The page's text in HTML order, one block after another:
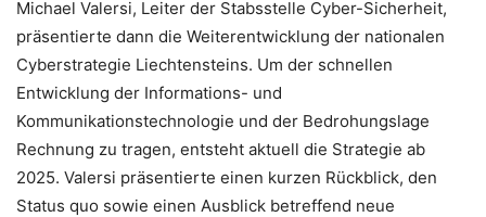
Michael Valersi, Leiter der Stabsstelle Cyber-Sicherheit,
präsentierte dann die Weiterentwicklung der nationalen
Cyberstrategie Liechtensteins. Um der schnellen
Entwicklung der Informations- und
Kommunikationstechnologie und der Bedrohungslage
Rechnung zu tragen, entsteht aktuell die Strategie ab
2025. Valersi präsentierte einen kurzen Rückblick, den
Status quo sowie einen Ausblick betreffend neue